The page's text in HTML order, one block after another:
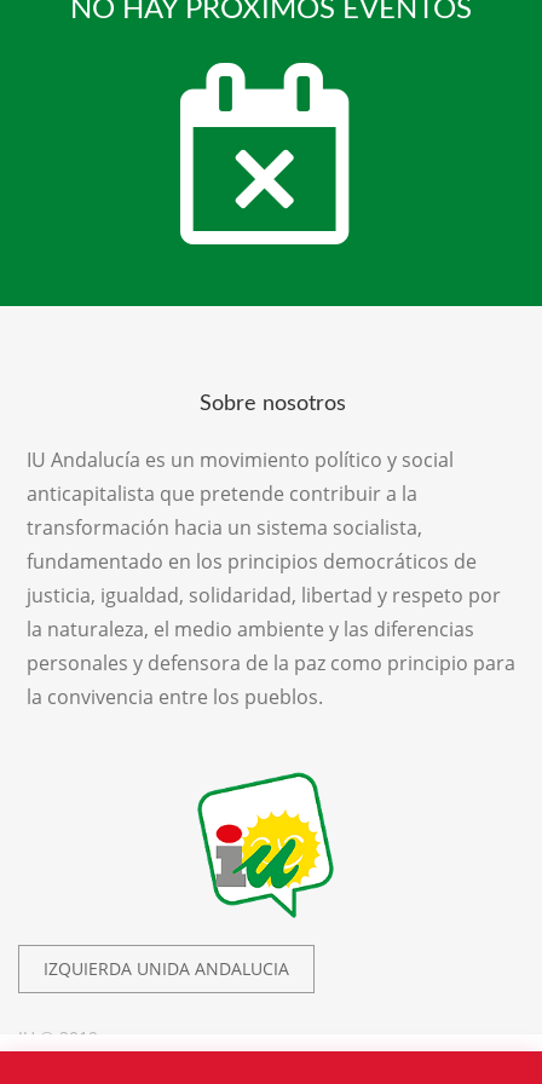
NO HAY PRÓXIMOS EVENTOS
Sobre nosotros
IU Andalucía es un movimiento político y social
anticapitalista que pretende contribuir a la
transformación hacia un sistema socialista,
fundamentado en los principios democráticos de
justicia, igualdad, solidaridad, libertad y respeto por
la naturaleza, el medio ambiente y las diferencias
personales y defensora de la paz como principio para
la convivencia entre los pueblos.
IZQUIERDA UNIDA ANDALUCIA
IU © 2019.